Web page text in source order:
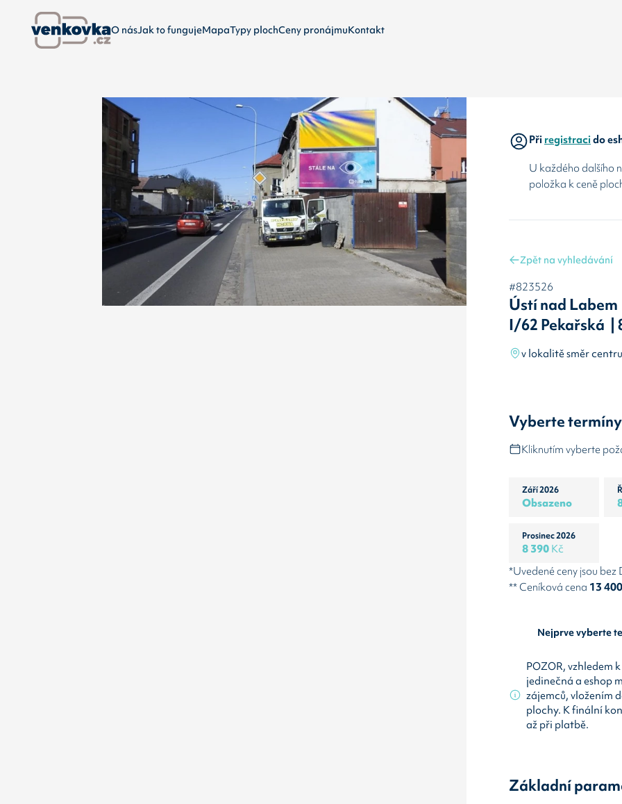
O násJak to fungujeMapaTypy plochCeny pronájmuKontakt
Přiregistracido
U každého dalšího
položka k ceně
Zpět na vyhledávání
#823526
Ústí nad Labem
I/62 Pekařská |
v lokalitě směr
Vyberte
Kliknutím vyberte
Září 2026
Obsazeno
Prosinec 2026
8 390Kč
*Uvedené ceny jsou bez
** Ceníková cena 13 400
Nejprve vyberte
POZOR, vzhledem
jedinečná a eshop
zájemců, vložením
plochy. K finální
až při platbě.
Základní